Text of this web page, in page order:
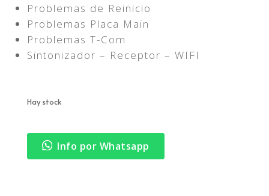
Problemas de Reinicio
Problemas Placa Main
Problemas T-Com
Sintonizador – Receptor – WIFI
Hay stock
Info por Whatsapp